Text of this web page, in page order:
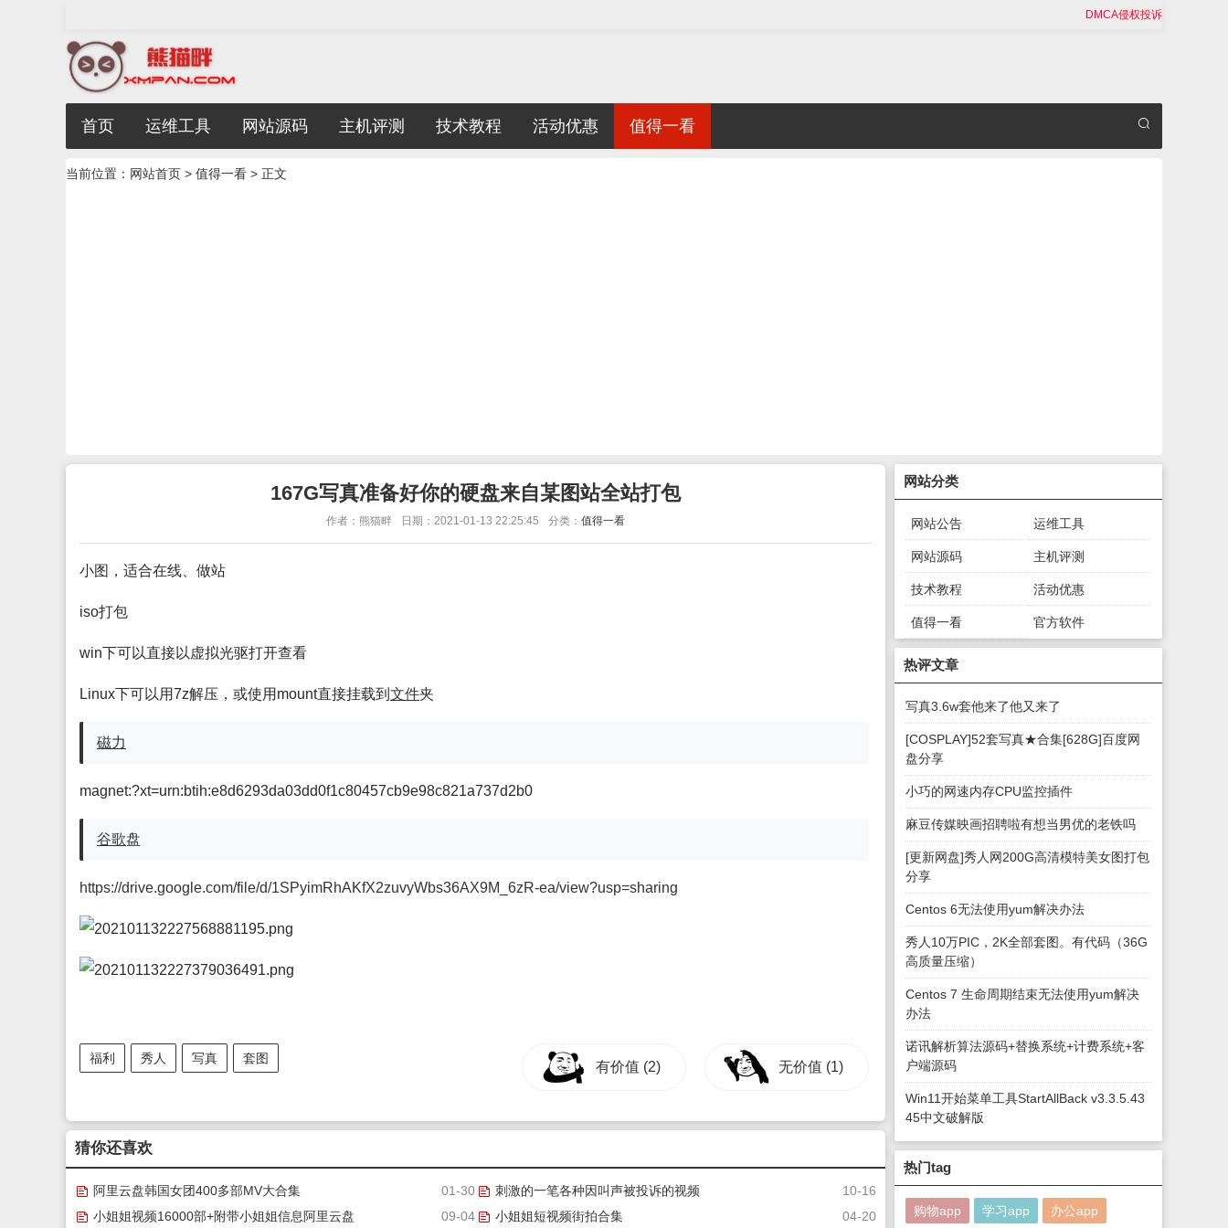
DMCA侵权投诉
首页 运维工具 网站源码 主机评测 技术教程 活动优惠 值得一看
当前位置： 网站首页 > 值得一看 > 正文
167G写真准备好你的硬盘来自某图站全站打包
作者：熊猫畔 日期：2021-01-13 22:25:45 分类：值得一看
小图，适合在线、做站
iso打包
win下可以直接以虚拟光驱打开查看
Linux下可以用7z解压，或使用mount直接挂载到 文件夹
磁力
magnet:?xt=urn:btih:e8d6293da03dd0f1c80457cb9e98c821a737d2b0
谷歌盘
https://drive.google.com/file/d/1SPyimRhAKfX2zuvyWbs36AX9M_6zR-ea/view?usp=sharing
有价值 (2) 无价值 (1)
福利 秀人 写真 套图
猜你还喜欢
01-30
阿里云盘韩国女团400多部MV大合集 10-16
刺激的一笔各种因叫声被投诉的视频
09-04
小姐姐视频16000部+附带小姐姐信息阿里云盘 04-20
小姐姐短视频街拍合集
网站分类
网站公告 运维工具
网站源码 主机评测
技术教程 活动优惠
值得一看
绿色软件
官方软件
热评文章
写真3.6w套他来了他又来了
[COSPLAY]52套写真★合集[628G]百度网
盘分享
小巧的网速内存CPU监控插件
麻豆传媒映画招聘啦有想当男优的老铁吗
[更新网盘]秀人网200G高清模特美女图打包
分享
Centos 6无法使用yum解决办法
秀人10万PIC，2K全部套图。有代码（36G
高质量压缩）
Centos 7 生命周期结束无法使用yum解决
办法
诺讯解析算法源码+替换系统+计费系统+客
户端源码
Win11开始菜单工具StartAllBack v3.3.5.43
45中文破解版
热门tag
购物app 学习app 办公app